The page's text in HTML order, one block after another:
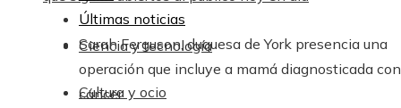
Ciencia y tecnología
Cultura y ocio
Últimas noticias
Sarah Ferguson, duquesa de York presencia una
operación que incluye a mamá diagnosticada con
cáncer